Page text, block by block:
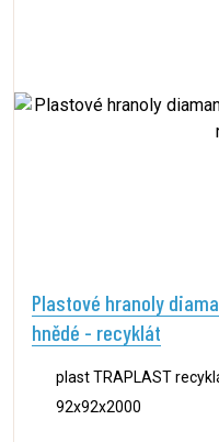
Plastové hranoly
hnědé - recyklát
plast TRAPLAST
92x92x2000